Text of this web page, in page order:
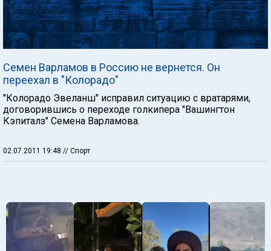
Семен Варламов в Россию не вернется. Он
переехал в "Колорадо"
"Колорадо Эвеланш" исправил ситуацию с вратарями,
договорившись о переходе голкипера "Вашингтон
Кэпиталз" Семена Варламова.
02.07.2011 19:48 // Спорт